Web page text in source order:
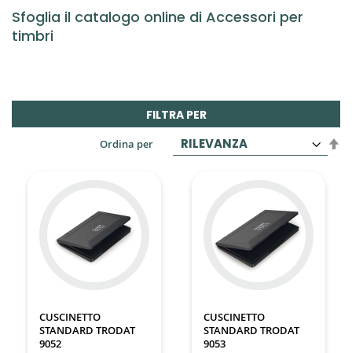
Sfoglia il catalogo online di Accessori per
timbri
Ordina per
CUSCINETTO
STANDARD TRODAT
9052
CUSCINETTO
STANDARD TRODAT
9053
FILTRA PER